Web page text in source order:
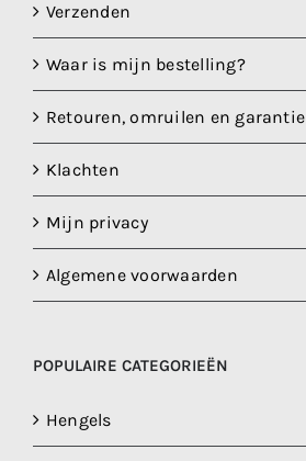
Verzenden
Waar is mijn bestelling?
Retouren, omruilen en garantie
Klachten
Mijn privacy
Algemene voorwaarden
POPULAIRE CATEGORIEËN
Hengels